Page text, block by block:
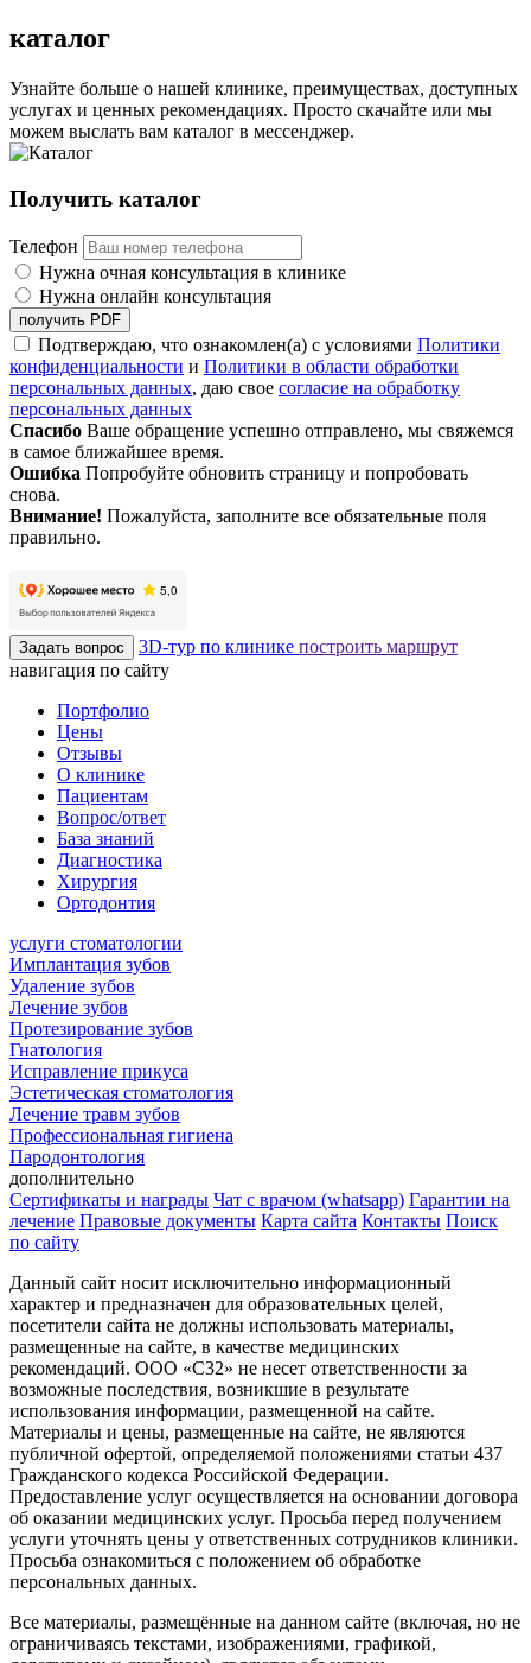
каталог
Узнайте больше о нашей клинике, преимуществах, доступных
услугах и ценных рекомендациях. Просто скачайте или мы
можем выслать вам каталог в мессенджер.
Получить каталог
Телефон
Нужна очная консультация в клинике
Нужна онлайн консультация
получить PDF
Подтверждаю, что ознакомлен(а) с условиями Политики
конфиденциальности и Политики в области обработки
персональных данных, даю свое согласие на обработку
персональных данных
Спасибо Ваше обращение успешно отправлено, мы свяжемся
в самое ближайшее время.
Ошибка Попробуйте обновить страницу и попробовать
снова.
Внимание! Пожалуйста, заполните все обязательные поля
правильно.
Задать вопрос 3D-тур по клинике построить маршрут
навигация по сайту
Портфолио
Цены
Отзывы
О клинике
Пациентам
Вопрос/ответ
База знаний
Диагностика
Хирургия
Ортодонтия
услуги стоматологии
Имплантация зубов
Удаление зубов
Лечение зубов
Протезирование зубов
Гнатология
Исправление прикуса
Эстетическая стоматология
Лечение травм зубов
Профессиональная гигиена
Пародонтология
дополнительно
Сертификаты и награды Чат с врачом (whatsapp) Гарантии на
лечение Правовые документы Карта сайта Контакты Поиск
по сайту
Данный сайт носит исключительно информационный
характер и предназначен для образовательных целей,
посетители сайта не должны использовать материалы,
размещенные на сайте, в качестве медицинских
рекомендаций. ООО «С32» не несет ответственности за
возможные последствия, возникшие в результате
использования информации, размещенной на сайте.
Материалы и цены, размещенные на сайте, не являются
публичной офертой, определяемой положениями статьи 437
Гражданского кодекса Российской Федерации.
Предоставление услуг осуществляется на основании договора
об оказании медицинских услуг. Просьба перед получением
услуги уточнять цены у ответственных сотрудников клиники.
Просьба ознакомиться с положением об обработке
персональных данных.
Все материалы, размещённые на данном сайте (включая, но не
ограничиваясь текстами, изображениями, графикой,